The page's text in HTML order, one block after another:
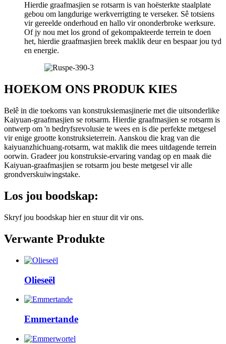
Hierdie graafmasjien se rotsarm is van hoësterkte staalplate
gebou om langdurige werkverrigting te verseker. Sê totsiens
vir gereelde onderhoud en hallo vir ononderbroke werksure.
Of jy nou met los grond of gekompakteerde terrein te doen
het, hierdie graafmasjien breek maklik deur en bespaar jou tyd
en energie.
HOEKOM ONS PRODUK KIES
Belê in die toekoms van konstruksiemasjinerie met die uitsonderlike
Kaiyuan-graafmasjien se rotsarm. Hierdie graafmasjien se rotsarm is
ontwerp om 'n bedryfsrevolusie te wees en is die perfekte metgesel
vir enige grootte konstruksieterrein. Aanskou die krag van die
kaiyuanzhichuang-rotsarm, wat maklik die mees uitdagende terrein
oorwin. Gradeer jou konstruksie-ervaring vandag op en maak die
Kaiyuan-graafmasjien se rotsarm jou beste metgesel vir alle
grondverskuiwingstake.
Los jou boodskap:
Skryf jou boodskap hier en stuur dit vir ons.
Verwante Produkte
Olieseël
Emmertande